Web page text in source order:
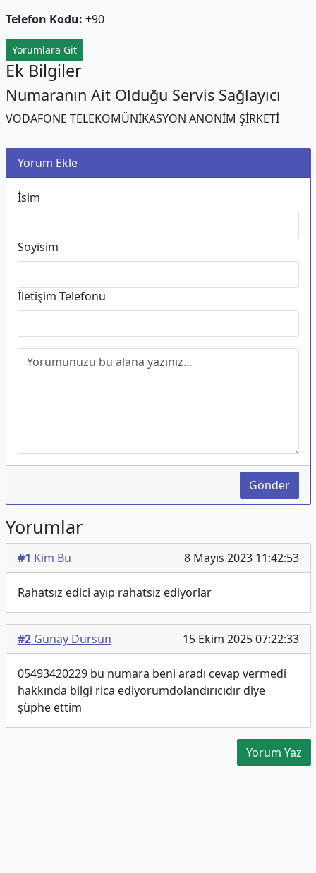
Telefon Kodu: +90
Yorumlara Git
Ek Bilgiler
Numaranın Ait Olduğu Servis Sağlayıcı
VODAFONE TELEKOMÜNİKASYON ANONİM ŞİRKETİ
Yorum Ekle
İsim
Soyisim
İletişim Telefonu
Gönder
Yorumlar
#1 Kim Bu 8 Mayıs 2023 11:42:53
Rahatsız edici ayıp rahatsız ediyorlar
#2Günay Dursun 15 Ekim 2025 07:22:33
05493420229 bu numara beni aradı cevap vermedi
hakkında bilgi rica ediyorumdolandırıcıdır diye
şüphe ettim
Yorum Yaz